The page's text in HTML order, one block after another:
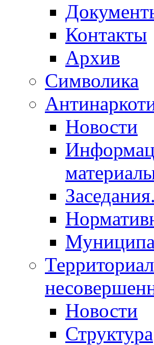
Контакты
Архив
Символика
Новости
Новости
Структура